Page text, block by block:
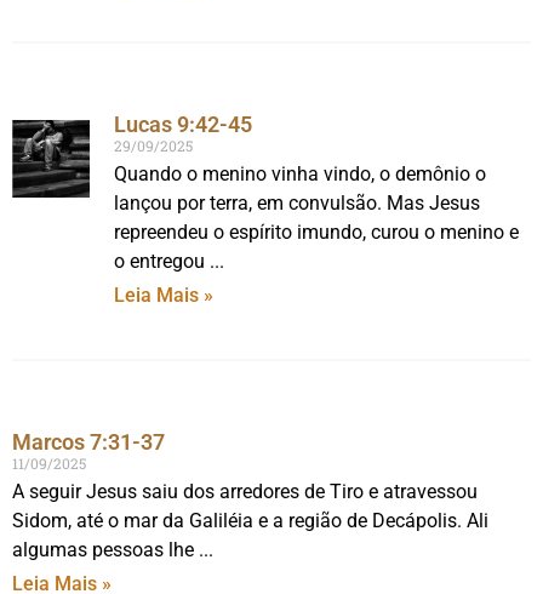
Lucas 9:42-45
29/09/2025
Quando o menino vinha vindo, o demônio o
lançou por terra, em convulsão. Mas Jesus
repreendeu o espírito imundo, curou o menino e
o entregou
Leia Mais »
Marcos 7:31-37
11/09/2025
A seguir Jesus saiu dos arredores de Tiro e atravessou
Sidom, até o mar da Galiléia e a região de Decápolis. Ali
algumas pessoas lhe
Leia Mais »